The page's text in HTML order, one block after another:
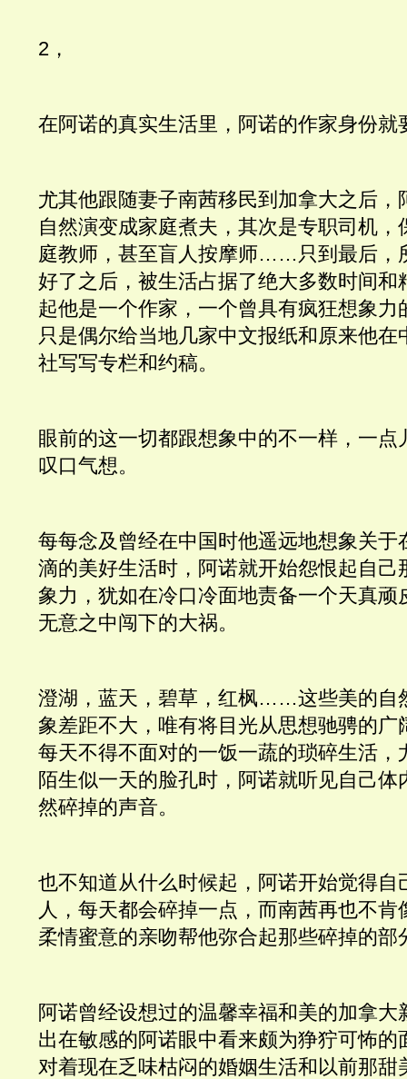
2，
在阿诺的真实生活里，阿诺的作家身份就
尤其他跟随妻子南茜移民到加拿大之后，
自然演变成家庭煮夫，其次是专职司机，
庭教师，甚至盲人按摩师……只到最后，
好了之后，被生活占据了绝大多数时间和
起他是一个作家，一个曾具有疯狂想象力
只是偶尔给当地几家中文报纸和原来他在
社写写专栏和约稿。
眼前的这一切都跟想象中的不一样，一点
叹口气想。
每每念及曾经在中国时他遥远地想象关于
滴的美好生活时，阿诺就开始怨恨起自己
象力，犹如在冷口冷面地责备一个天真顽
无意之中闯下的大祸。
澄湖，蓝天，碧草，红枫……这些美的自
象差距不大，唯有将目光从思想驰骋的广
每天不得不面对的一饭一蔬的琐碎生活，
陌生似一天的脸孔时，阿诺就听见自己体
然碎掉的声音。
也不知道从什么时候起，阿诺开始觉得自
人，每天都会碎掉一点，而南茜再也不肯
柔情蜜意的亲吻帮他弥合起那些碎掉的部
阿诺曾经设想过的温馨幸福和美的加拿大
出在敏感的阿诺眼中看来颇为狰狞可怖的
对着现在乏味枯闷的婚姻生活和以前那甜